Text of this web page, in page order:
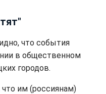
что события
в общественном
городов.
им (россиянам)